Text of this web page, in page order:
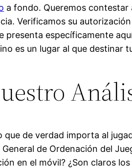
a fondo. Queremos contestar
Verificamos su
específicamente
es un lugar al que destinar
de verdad importa al
de Ordenación del
en el móvil? ¿Son claros